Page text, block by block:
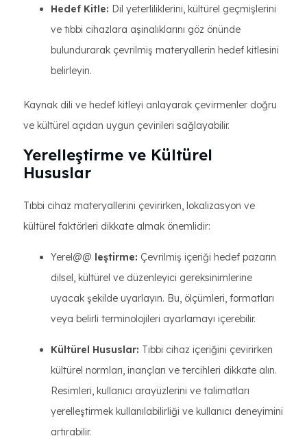
Hedef Kitle: Dil yeterliliklerini, kültürel geçmişlerini
ve tıbbi cihazlara aşinalıklarını göz önünde
bulundurarak çevrilmiş materyallerin hedef kitlesini
belirleyin.
Kaynak dili ve hedef kitleyi anlayarak çevirmenler doğru
ve kültürel açıdan uygun çevirileri sağlayabilir.
Yerelleştirme ve Kültürel
Hususlar
Tıbbi cihaz materyallerini çevirirken, lokalizasyon ve
kültürel faktörleri dikkate almak önemlidir:
Yerel@@ leştirme: Çevrilmiş içeriği hedef pazarın
dilsel, kültürel ve düzenleyici gereksinimlerine
uyacak şekilde uyarlayın. Bu, ölçümleri, formatları
veya belirli terminolojileri ayarlamayı içerebilir.
Kültürel Hususlar: Tıbbi cihaz içeriğini çevirirken
kültürel normları, inançları ve tercihleri dikkate alın.
Resimleri, kullanıcı arayüzlerini ve talimatları
yerelleştirmek kullanılabilirliği ve kullanıcı deneyimini
artırabilir.